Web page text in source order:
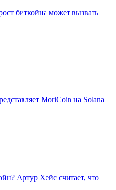
биткойна может вызвать
MoriCoin на Solana
Артур Хейс считает, что